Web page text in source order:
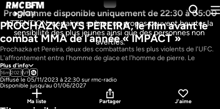
Programme disponible uniquement de 22:30 à 05:00
ATTENTION, certaines scènes ou propos peuvent heurter la
sensibilité des plus jeunes ainsi que des personnes non
averties.
PROCHAZKA VS PEREIRA, le film avant le
combat MMA de l’année « IMPACT »
Prochazka et Pereira, deux des combattants les plus violents de l'UFC.
L'affrontement entre l'homme de glace et l'homme de pierre. Le
vainqueur pourrait dominer la catégorie des -93kg, qui cherche son roi
depuis le départ de Jon Jones chez les lourds.
Pays : France
Plus d'info
16m2023VF
Diffusé le 05/11/2023 à 22:30 sur rmc-radio
Disponible jusqu'au 01/06/2027
Ma liste Partager J'aime